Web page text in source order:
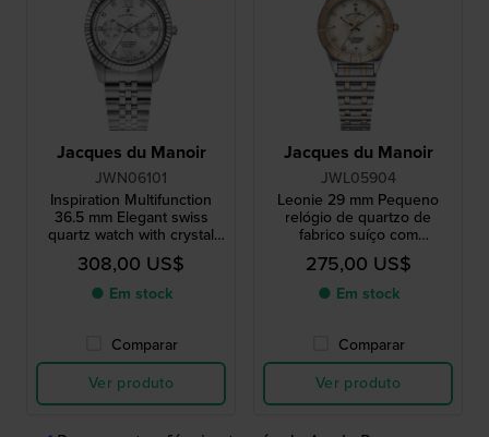
Jacques du Manoir
JWN06101
Inspiration Multifunction
36.5 mm Elegant swiss
quartz watch with crystal
indices
308,00 US$
● Em stock
Comparar
Ver produto
Jacques du Manoir
JWL05904
Leonie 29 mm Pequeno
relógio de quartzo de
fabrico suíço com
mostrador Madrepérola e
índices em cristal
275,00 US$
● Em stock
Comparar
Ver produto